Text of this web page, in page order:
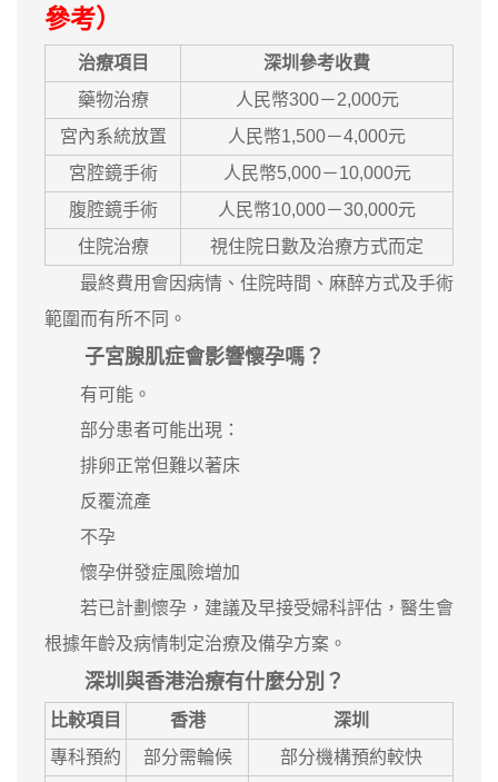
參考）
治療項目
深圳參考收費
藥物治療
人民幣300－2,000元
宮內系統放置
人民幣1,500－4,000元
宮腔鏡手術
人民幣5,000－10,000元
腹腔鏡手術
人民幣10,000－30,000元
住院治療
視住院日數及治療方式而定
最終費用會因病情、住院時間、麻醉方式及手術
範圍而有所不同。
子宮腺肌症會影響懷孕嗎？
有可能。
部分患者可能出現：
排卵正常但難以著床
反覆流產
不孕
懷孕併發症風險增加
若已計劃懷孕，建議及早接受婦科評估，醫生會
根據年齡及病情制定治療及備孕方案。
深圳與香港治療有什麼分別？
比較項目 香港
深圳
專科預約
部分需輪候
部分機構預約較快